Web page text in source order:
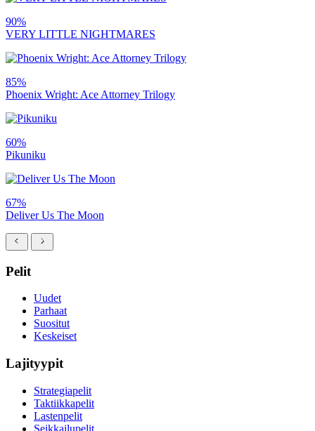
90%
VERY LITTLE NIGHTMARES
85%
Phoenix Wright: Ace Attorney Trilogy
60%
Pikuniku
67%
Deliver Us The Moon
Pelit
Uudet
Parhaat
Suositut
Keskeiset
Lajityypit
Strategiapelit
Taktiikkapelit
Lastenpelit
Seikkailupelit